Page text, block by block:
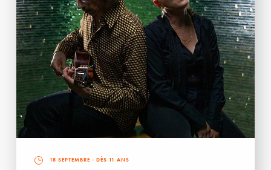
18 SEPTEMBRE - DÈS 11 ANS